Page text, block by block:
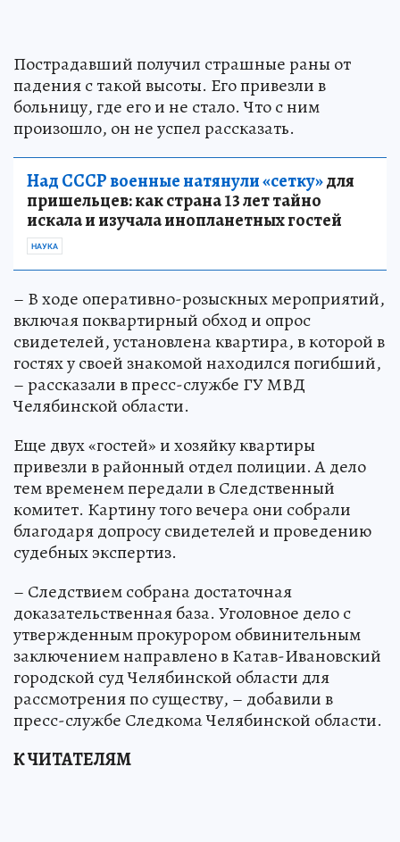
Пострадавший получил страшные раны от
падения с такой высоты. Его привезли в
больницу, где его и не стало. Что с ним
произошло, он не успел рассказать.
Над СССР военные натянули «сетку»для
пришельцев: как страна 13 лет тайно
искала и изучала инопланетных гостей
НАУКА
– В ходе оперативно-розыскных мероприятий,
включая поквартирный обход и опрос
свидетелей, установлена квартира, в которой в
гостях у своей знакомой находился погибший,
– рассказали в пресс-службе ГУ МВД
Челябинской области.
Еще двух «гостей» и хозяйку квартиры
привезли в районный отдел полиции. А дело
тем временем передали в Следственный
комитет. Картину того вечера они собрали
благодаря допросу свидетелей и проведению
судебных экспертиз.
– Следствием собрана достаточная
доказательственная база. Уголовное дело с
утвержденным прокурором обвинительным
заключением направлено в Катав-Ивановский
городской суд Челябинской области для
рассмотрения по существу, – добавили в
пресс-службе Следкома Челябинской области.
К ЧИТАТЕЛЯМ